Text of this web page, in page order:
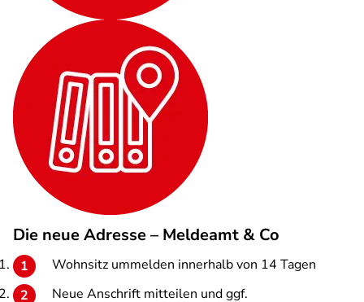
Die neue Adresse – Meldeamt & Co
Wohnsitz ummelden innerhalb von 14 Tagen
Neue Anschrift mitteilen und ggf.